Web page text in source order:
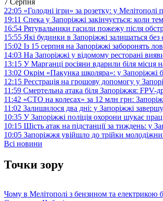
22:05 «Голодні ігри» за розетку: у
19:11 Спека у Запоріжжі закінчується: коли
16:54 Рятувальники гасили пожежу після
15:55 Які будинки в Запоріжжі залишаться без
15:02 Із 15 серпня на Запоріжжі заборонять
14:03 На Запоріжжі у відомому ресторані
13:15 У Марганці росіяни вдарили біля місця
13:02 Окрім «Пакунка школяра»: у Запоріжжі
12:15 Реєстрація на грошову допомогу у
11:59 Смертельна атака біля Запоріжжя:
11:42 «СТО на колесах» за 12 млн грн:
11:02 Залишилося два дні: у Запоріжжі
10:35 У Запоріжжі поліція охорони шукає
10:15 Шість атак на підстанції за тиждень: у
10:05 Запоріжжя увійшло до трійки
Всі новини
Точки зору
Чому в Мелітополі з бензином та електрикою